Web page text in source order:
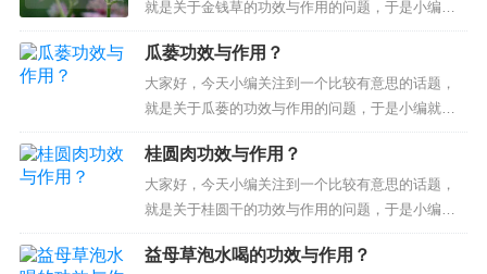
就是关于金钱草的功效与作用的问题，于是小编就
整理了4个相关介绍金钱草的功效与作用的解答，让
我们一起看看吧。文章目录：金钱草的功效有哪些
金钱草的功效金钱草的功效与作用金钱草的作用和
功效一、金钱草的功效有哪些金钱草具有以下功
效：利胆排石：金钱草可促进胆汁分泌，...
瓜蒌功效与作用？
大家好，今天小编关注到一个比较有意思的话题，
就是关于瓜蒌的功效与作用的问题，于是小编就整
理了2个相关介绍瓜蒌的功效与作用的解答，让我们
一起看看吧。瓜蒌功效与作用？院子里种了几棵瓜
蒌结了很多果实，瓜蒌有什么作用和功效？瓜蒌功
效与作用？瓜蒌功效与作用 瓜蒌的功效与作用为清
热涤痰、利气宽胸、消痈散结、润燥...
桂圆肉功效与作用？
大家好，今天小编关注到一个比较有意思的话题，
就是关于桂圆干的功效与作用的问题，于是小编就
整理了2个相关介绍桂圆干的功效与作用的解答，让
我们一起看看吧。桂圆肉功效与作用？龙眼干的功
益母草泡水喝的功效与作用？